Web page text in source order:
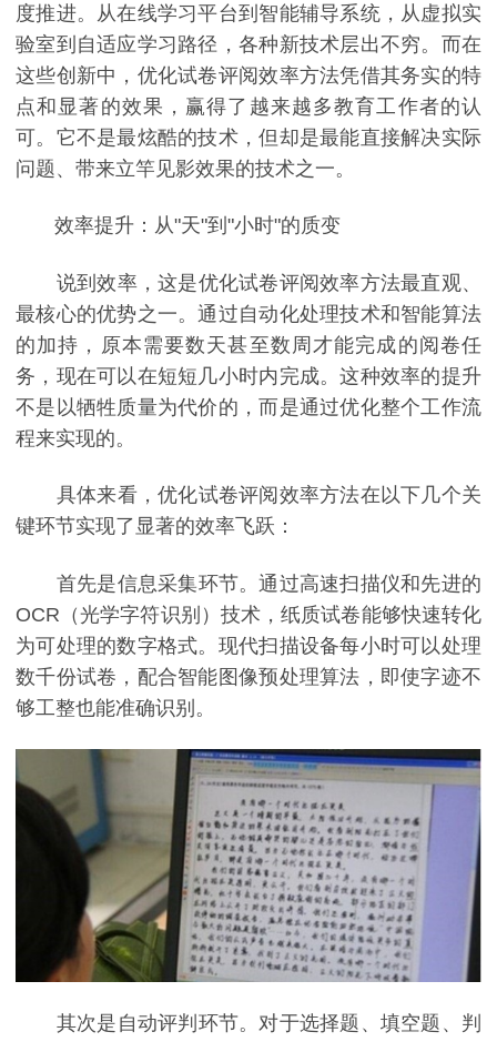
度推进。从在线学习平台到智能辅导系统，从虚拟实
验室到自适应学习路径，各种新技术层出不穷。而在
这些创新中，优化试卷评阅效率方法凭借其务实的特
点和显著的效果，赢得了越来越多教育工作者的认
可。它不是最炫酷的技术，但却是最能直接解决实际
问题、带来立竿见影效果的技术之一。
效率提升：从"天"到"小时"的质变
说到效率，这是优化试卷评阅效率方法最直观、
最核心的优势之一。通过自动化处理技术和智能算法
的加持，原本需要数天甚至数周才能完成的阅卷任
务，现在可以在短短几小时内完成。这种效率的提升
不是以牺牲质量为代价的，而是通过优化整个工作流
程来实现的。
具体来看，优化试卷评阅效率方法在以下几个关
键环节实现了显著的效率飞跃：
首先是信息采集环节。通过高速扫描仪和先进的
OCR（光学字符识别）技术，纸质试卷能够快速转化
为可处理的数字格式。现代扫描设备每小时可以处理
数千份试卷，配合智能图像预处理算法，即使字迹不
够工整也能准确识别。
其次是自动评判环节。对于选择题、填空题、判